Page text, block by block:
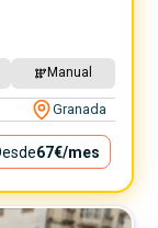
Manual
Granada
67€/mes